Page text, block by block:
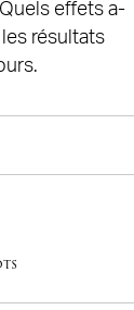
effets a-
résultats